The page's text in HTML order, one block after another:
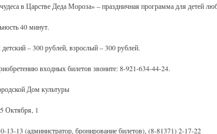
в Царстве Деда Мороза» – праздничная программа для детей
40 минут.
– 300 рублей, взрослый – 300 рублей.
входных билетов звоните: 8-921-634-44-24.
Дом культуры
Октября, 1
13-13 (администратор, бронирование билетов), (8-81371) 2-17-22